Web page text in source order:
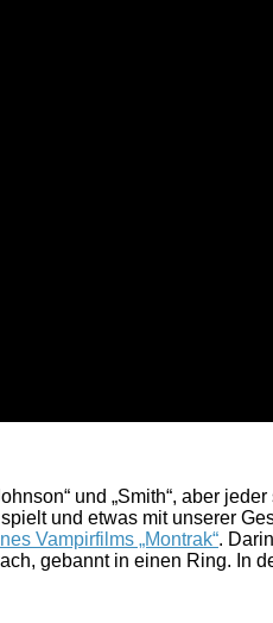
und „Smith“, aber
und etwas mit unserer
Vampirfilms „Montrak“.
gebannt in einen Ring. In